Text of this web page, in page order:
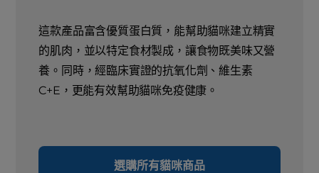
這款產品富含優質蛋白質，能幫助貓咪建立精實
的肌肉，並以特定食材製成，讓食物既美味又營
養。同時，經臨床實證的抗氧化劑、維生素
C+E，更能有效幫助貓咪免疫健康。
選購所有貓咪商品